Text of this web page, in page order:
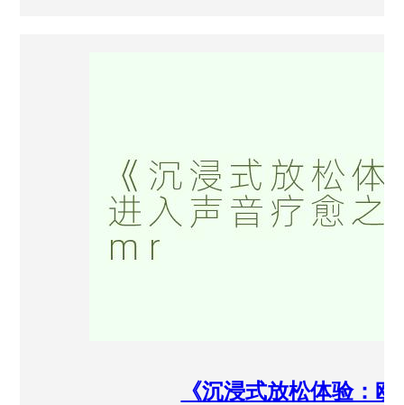
《沉浸式放松体验：